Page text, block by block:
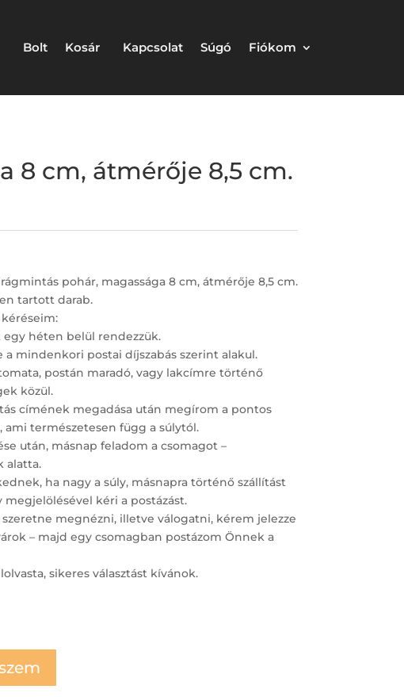
Bolt Kosár Kapcsolat Súgó Fiókom
8 cm, átmérője 8,5 cm.
pohár, magassága 8 cm, átmérője 8,5 cm.
tartott darab.
egy héten belül rendezzük.
a mindenkori postai díjszabás szerint alakul.
postán maradó, vagy lakcímre történő
közül.
címének megadása után megírom a pontos
ami természetesen függ a súlytól.
után, másnap feladom a csomagot –
alatta.
ha nagy a súly, másnapra történő szállítást
kéri a postázást.
megnézni, illetve válogatni, kérem jelezze
– majd egy csomagban postázom Önnek a
sikeres választást kívánok.